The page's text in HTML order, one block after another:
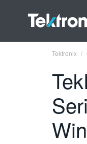
Tektronix